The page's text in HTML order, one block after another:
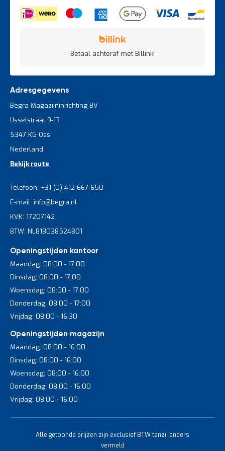
Betaal achteraf met Billink!
Adresgegevens
Begra Magazijninrichting BV
IJsselstraat 9-13
5347 KG Oss
Nederland
Bekijk route
Telefoon: +31 (0) 412 667 650
E-mail: info@begra.nl
KVK: 17207142
BTW: NL818038524B01
Openingstijden kantoor
Maandag: 08:00 - 17:00
Dinsdag: 08:00 - 17:00
Woensdag: 08:00 - 17:00
Donderdag: 08:00 - 17:00
Vrijdag: 08:00 - 16:30
Openingstijden magazijn
Maandag: 08:00 - 16:00
Dinsdag: 08:00 - 16:00
Woensdag: 08:00 - 16:00
Donderdag: 08:00 - 16:00
Vrijdag: 08:00 - 16:00
Alle getoonde prijzen zijn exclusief BTW tenzij anders
vermeld